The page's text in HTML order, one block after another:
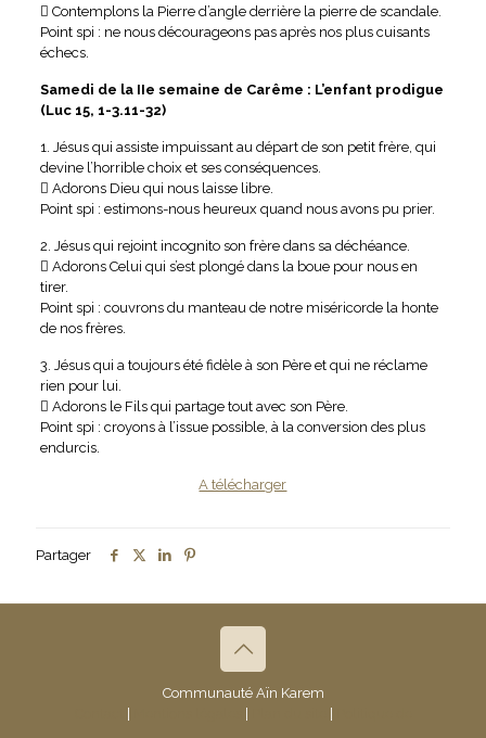
 Contemplons la Pierre d’angle derrière la pierre de scandale.
Point spi : ne nous décourageons pas après nos plus cuisants
échecs.
Samedi de la IIe semaine de Carême : L’enfant prodigue
(Luc 15, 1-3.11-32)
1. Jésus qui assiste impuissant au départ de son petit frère, qui
devine l’horrible choix et ses conséquences.
 Adorons Dieu qui nous laisse libre.
Point spi : estimons-nous heureux quand nous avons pu prier.
2. Jésus qui rejoint incognito son frère dans sa déchéance.
 Adorons Celui qui s’est plongé dans la boue pour nous en
tirer.
Point spi : couvrons du manteau de notre miséricorde la honte
de nos frères.
3. Jésus qui a toujours été fidèle à son Père et qui ne réclame
rien pour lui.
 Adorons le Fils qui partage tout avec son Père.
Point spi : croyons à l’issue possible, à la conversion des plus
endurcis.
A télécharger
Partager
Communauté Aïn Karem